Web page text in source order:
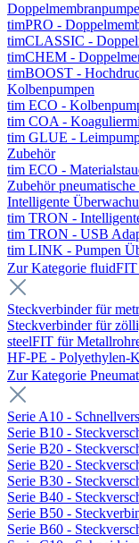
timPRO -
timCLASSIC -
timCHEM -
timBOOST -
Kolbenpumpen
tim ECO -
tim COA -
tim GLUE -
Zubehör
tim ECO -
Zubehör
Intelligente
tim TRON -
tim TRON - USB
tim LINK - Pumpen
Zur Kategorie fluidFIT
Steckverbinder für
Steckverbinder für
steelFIT für
HF-PE - Polyethylen-
Zur Kategorie
Serie A10 -
Serie B10 -
Serie B20 -
Serie B20 -
Serie B30 -
Serie B40 -
Serie B50 -
Serie B60 -